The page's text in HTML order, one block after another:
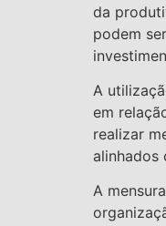
da
podem
A
em
realizar
alinhados
A